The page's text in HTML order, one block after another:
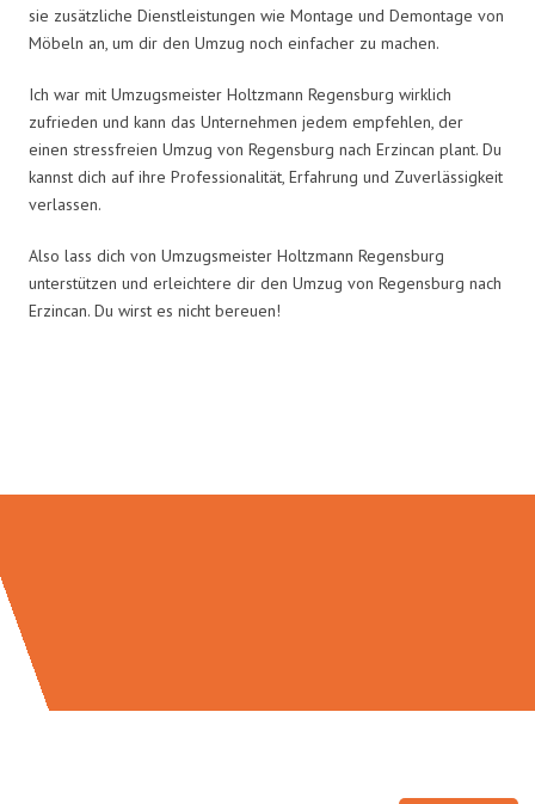
sie zusätzliche Dienstleistungen wie Montage und Demontage von
Möbeln an, um dir den Umzug noch einfacher zu machen.
Ich war mit Umzugsmeister Holtzmann Regensburg wirklich
zufrieden und kann das Unternehmen jedem empfehlen, der
einen stressfreien Umzug von Regensburg nach Erzincan plant. Du
kannst dich auf ihre Professionalität, Erfahrung und Zuverlässigkeit
verlassen.
Also lass dich von Umzugsmeister Holtzmann Regensburg
unterstützen und erleichtere dir den Umzug von Regensburg nach
Erzincan. Du wirst es nicht bereuen!